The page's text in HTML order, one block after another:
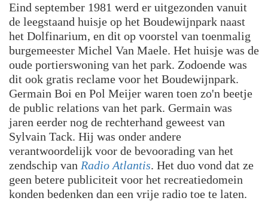
Eind september 1981 werd er uitgezonden vanuit
de leegstaand huisje op het Boudewijnpark naast
het Dolfinarium, en dit op voorstel van toenmalig
burgemeester Michel Van Maele. Het huisje was de
oude portierswoning van het park. Zodoende was
dit ook gratis reclame voor het Boudewijnpark.
Germain Boi en Pol Meijer waren toen zo'n beetje
de public relations van het park. Germain was
jaren eerder nog de rechterhand geweest van
Sylvain Tack. Hij was onder andere
verantwoordelijk voor de bevoorading van het
zendschip van Radio Atlantis. Het duo vond dat ze
geen betere publiciteit voor het recreatiedomein
konden bedenken dan een vrije radio toe te laten.